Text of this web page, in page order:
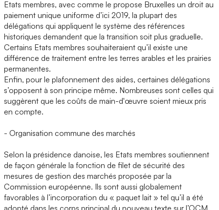
Etats membres, avec comme le propose Bruxelles un droit au
paiement unique uniforme d’ici 2019, la plupart des
délégations qui appliquent le système des références
historiques demandent que la transition soit plus graduelle.
Certains Etats membres souhaiteraient qu’il existe une
différence de traitement entre les terres arables et les prairies
permanentes.
Enfin, pour le plafonnement des aides, certaines délégations
s’opposent à son principe même. Nombreuses sont celles qui
suggèrent que les coûts de main-d'œuvre soient mieux pris
en compte.
- Organisation commune des marchés
Selon la présidence danoise, les Etats membres soutiennent
de façon générale la fonction de filet de sécurité des
mesures de gestion des marchés proposée par la
Commission européenne. Ils sont aussi globalement
favorables à l’incorporation du « paquet lait » tel qu’il a été